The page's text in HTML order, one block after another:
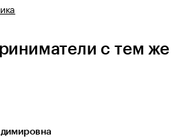
с тем же